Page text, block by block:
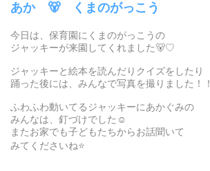
あか 🐻 くまのがっこう
今日は、保育園にくまのがっこうの
ジャッキーが来園してくれました🐻♡
ジャッキーと絵本を読んだりクイズをしたり
踊った後には、みんなで写真を撮りました！！
ふわふわ動いてるジャッキーにあかぐみの
みんなは、釘づけでした☺️
またお家でも子どもたちからお話聞いて
みてくださいね⭐️